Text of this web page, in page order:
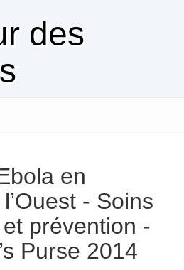
des
en
- Soins
prévention -
Purse 2014